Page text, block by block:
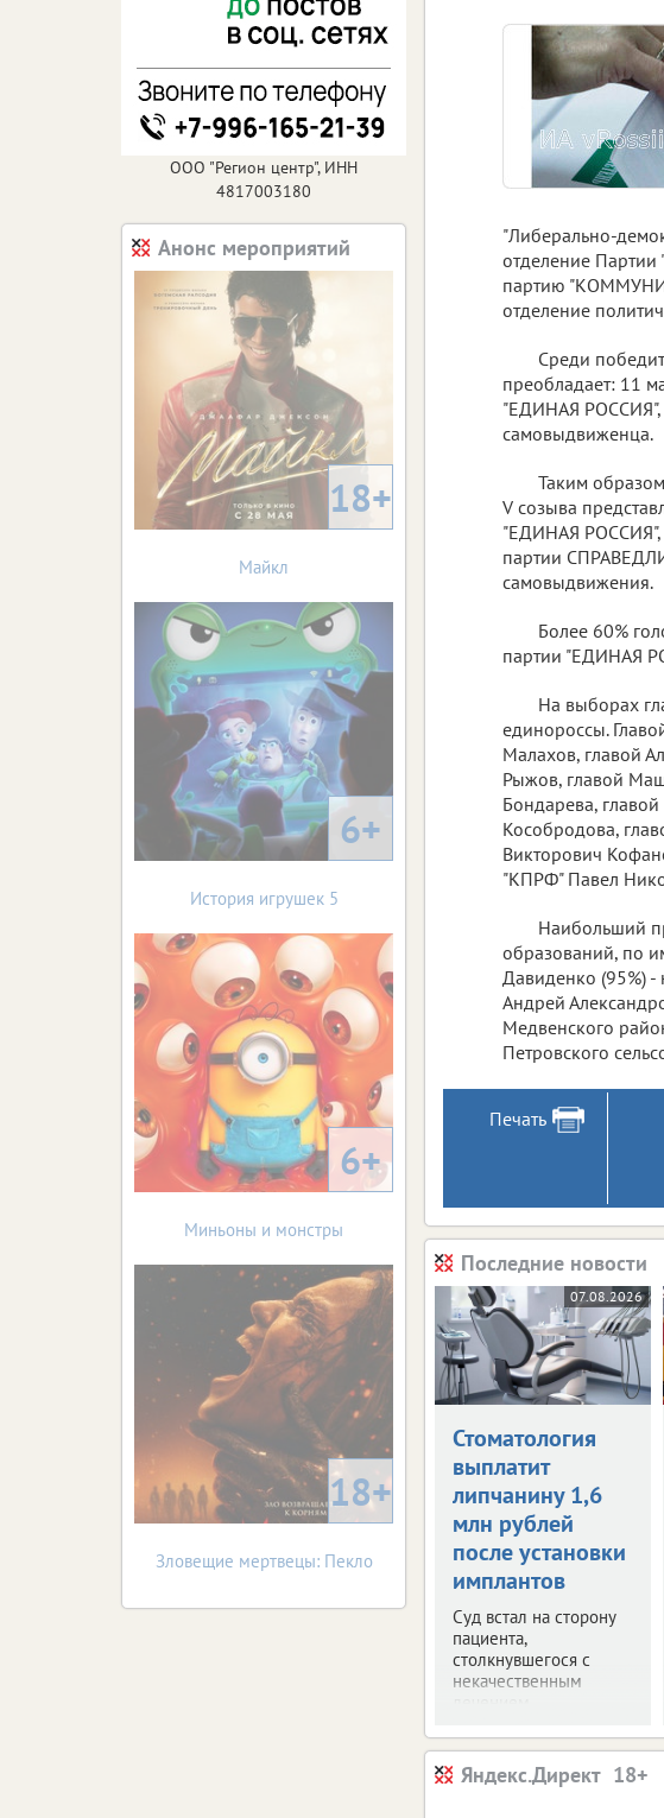
"Либерально-
отделение
партию
отделение
Среди
преобладает: 11
"ЕДИНАЯ РОССИЯ",
самовыдвиженца.
Таким
V созыва
"ЕДИНАЯ РОССИЯ",
партии
самовыдвижения.
Более 60%
партии "ЕДИНАЯ
На выборах
единороссы.
Малахов, главой
Рыжов, главой
Бондарева,
Кособродова,
Викторович
"КПРФ" Павел
Наибольший
образований, по
Давиденко (95%) -
Андрей
Медвенского
Петровского
Печать
Последние новости
07.08.2026
Стоматология
выплатит
липчанину 1,6
млн рублей
после установки
имплантов
Суд встал на сторону
пациента,
столкнувшегося с
некачественным
Яндекс.Директ
ООО "Регион центр", ИНН
4817003180
Анонс мероприятий
18+
Майкл
6+
История игрушек 5
6+
Миньоны и монстры
18+
Зловещие мертвецы: Пекло